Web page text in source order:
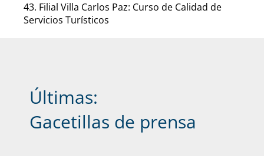
43. Filial Villa Carlos Paz: Curso de Calidad de
Servicios Turísticos
Últimas:
Gacetillas de prensa